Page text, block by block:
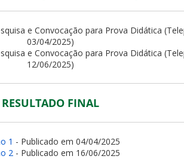
e Convocação para Prova Didática
03/04/2025)
e Convocação para Prova Didática
12/06/2025)
RESULTADO FINAL
1 - Publicado em 04/04/2025
2 - Publicado em 16/06/2025